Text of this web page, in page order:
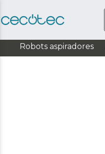
Robots aspiradores